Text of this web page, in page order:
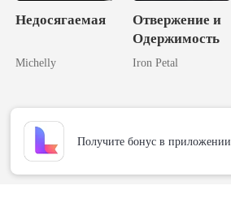
Недосягаемая
Michelly
Отвержение и
Одержимость
Iron Petal
Получите бонус в приложении